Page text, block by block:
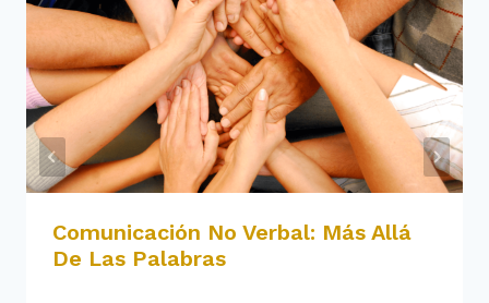
Comunicación No Verbal: Más Allá
De Las Palabras